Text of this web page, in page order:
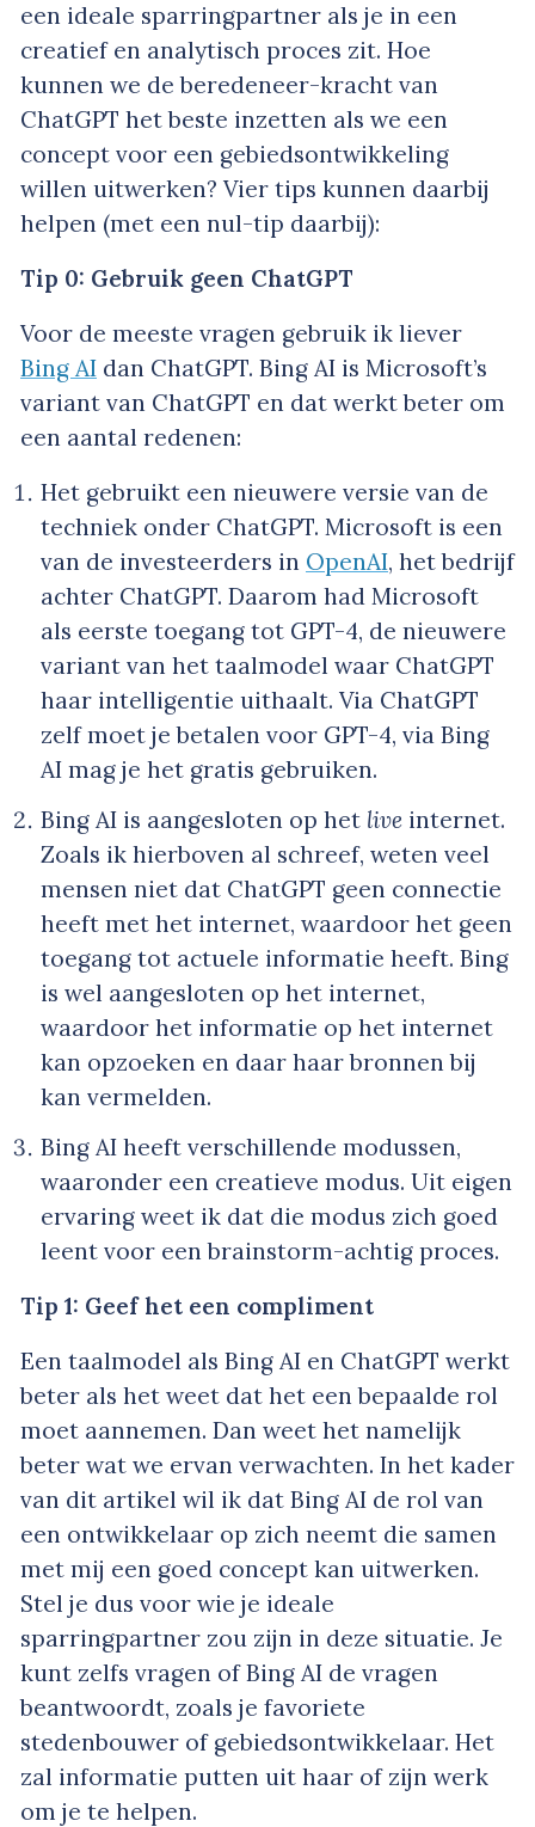
een ideale sparringpartner als je in een
creatief en analytisch proces zit. Hoe
kunnen we de beredeneer-kracht van
ChatGPT het beste inzetten als we een
concept voor een gebiedsontwikkeling
willen uitwerken? Vier tips kunnen daarbij
helpen (met een nul-tip daarbij):
Tip 0: Gebruik geen ChatGPT
Voor de meeste vragen gebruik ik liever
Bing AI dan ChatGPT. Bing AI is Microsoft’s
variant van ChatGPT en dat werkt beter om
een aantal redenen:
Het gebruikt een nieuwere versie van de
techniek onder ChatGPT. Microsoft is een
van de investeerders in OpenAI, het bedrijf
achter ChatGPT. Daarom had Microsoft
als eerste toegang tot GPT-4, de nieuwere
variant van het taalmodel waar ChatGPT
haar intelligentie uithaalt. Via ChatGPT
zelf moet je betalen voor GPT-4, via Bing
AI mag je het gratis gebruiken.
Bing AI is aangesloten op het live internet.
Zoals ik hierboven al schreef, weten veel
mensen niet dat ChatGPT geen connectie
heeft met het internet, waardoor het geen
toegang tot actuele informatie heeft. Bing
is wel aangesloten op het internet,
waardoor het informatie op het internet
kan opzoeken en daar haar bronnen bij
kan vermelden.
Bing AI heeft verschillende modussen,
waaronder een creatieve modus. Uit eigen
ervaring weet ik dat die modus zich goed
leent voor een brainstorm-achtig proces.
Tip 1: Geef het een compliment
Een taalmodel als Bing AI en ChatGPT werkt
beter als het weet dat het een bepaalde rol
moet aannemen. Dan weet het namelijk
beter wat we ervan verwachten. In het kader
van dit artikel wil ik dat Bing AI de rol van
een ontwikkelaar op zich neemt die samen
met mij een goed concept kan uitwerken.
Stel je dus voor wie je ideale
sparringpartner zou zijn in deze situatie. Je
kunt zelfs vragen of Bing AI de vragen
beantwoordt, zoals je favoriete
stedenbouwer of gebiedsontwikkelaar. Het
zal informatie putten uit haar of zijn werk
om je te helpen.